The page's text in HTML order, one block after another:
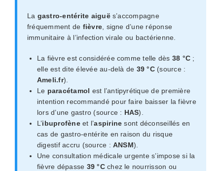
La gastro-entérite aiguës’accompagne
fréquemment de fièvre , signe d’une réponse
immunitaire à l’infection virale ou bactérienne.
La fièvre est considérée comme telle dès 38 °C ;
elle est dite élevée au-delà de 39 °C(source :
Ameli.fr).
Le paracétamol est l’antipyrétique de première
intention recommandé pour faire baisser la fièvre
lors d’une gastro (source : HAS).
L’ibuprofèneet l’aspirine sont déconseillés en
cas de gastro-entérite en raison du risque
digestif accru (source : ANSM).
Une consultation médicale urgente s’impose si la
fièvre dépasse 39 °Cchez le nourrisson ou